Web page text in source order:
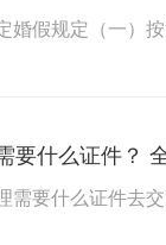
婚假规定（一）
要什么证件？
需要什么证件去